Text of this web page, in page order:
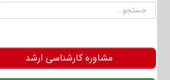
جستجو
مشاوره کارشناسی ارشد